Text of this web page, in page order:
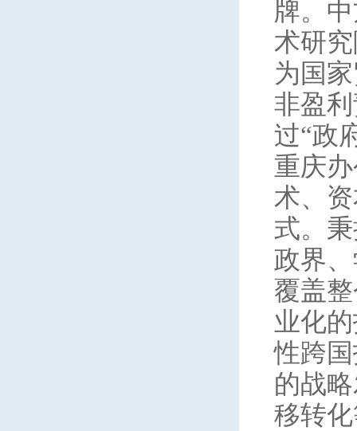
牌。
术研
为国
非盈
过“政
重庆
术、
式。
政界
覆盖
业化
性跨
的战
移转